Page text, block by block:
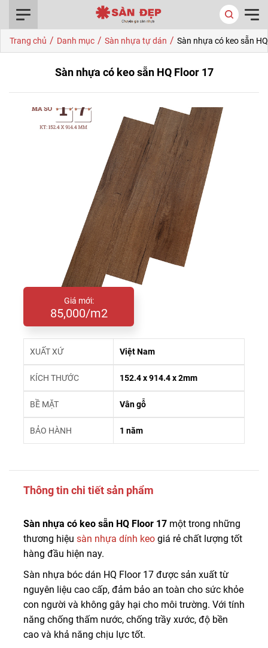
Trang chủ / Danh mục / Sàn nhựa tự dán / Sàn nhựa có keo sẵn
Sàn nhựa có keo sẵn HQ Floor 17
Giá mới:
85,000/m2
XUẤT XỨ Việt Nam
KÍCH THƯỚC 152.4 x 914.4 x 2mm
BỀ MẶT Vân gỗ
BẢO HÀNH 1 năm
Thông tin chi tiết sản phẩm
Sàn nhựa có keo sẵn HQ Floor 17 một trong những
thương hiệu sàn nhựa dính keo giá rẻ chất lượng tốt
hàng đầu hiện nay.
Sàn nhựa bóc dán HQ Floor 17 được sản xuất từ
nguyên liệu cao cấp, đảm bảo an toàn cho sức khỏe
con người và không gây hại cho môi trường. Với tính
năng chống thấm nước, chống trầy xước, độ bền
cao và khả năng chịu lực tốt.